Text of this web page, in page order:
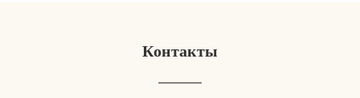
Контакты